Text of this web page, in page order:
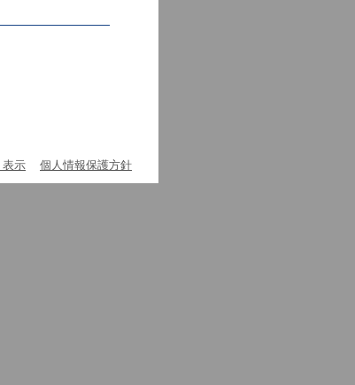
表示 個人情報保護方針